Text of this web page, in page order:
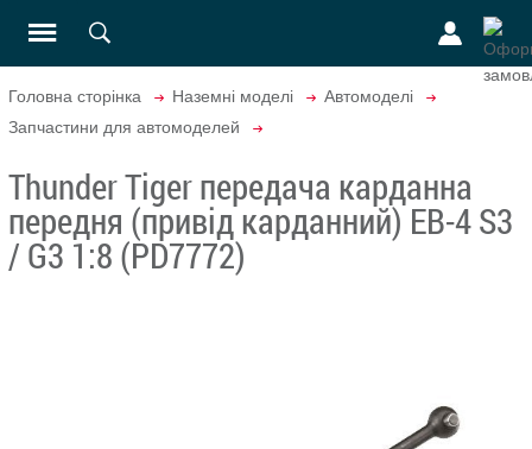
Головна сторінка Наземні моделі
Автомоделі
Запчастини для автомоделей
Thunder Tiger передача карданна
передня (привід карданний) EB-4 S3
/ G3 1:8 (PD7772)